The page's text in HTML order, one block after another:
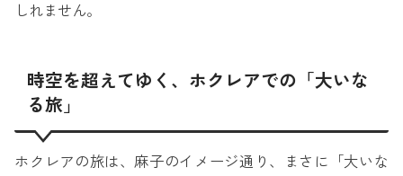
しれません。
時空を超えてゆく、ホクレアでの「大いな
る旅」
ホクレアの旅は、麻子のイメージ通り、まさに「大いな